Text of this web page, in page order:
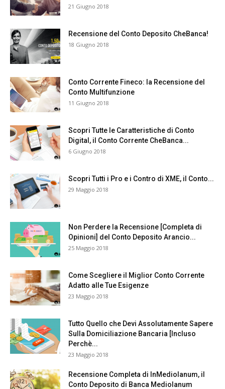
21 Giugno 2018
Recensione del Conto Deposito CheBanca!
18 Giugno 2018
Conto Corrente Fineco: la Recensione del
Conto Multifunzione
11 Giugno 2018
Scopri Tutte le Caratteristiche di Conto
Digital, il Conto Corrente CheBanca...
6 Giugno 2018
Scopri Tutti i Pro e i Contro di XME, il Conto...
29 Maggio 2018
Non Perdere la Recensione [Completa di
Opinioni] del Conto Deposito Arancio...
25 Maggio 2018
Come Scegliere il Miglior Conto Corrente
Adatto alle Tue Esigenze
23 Maggio 2018
Tutto Quello che Devi Assolutamente Sapere
Sulla Domiciliazione Bancaria [Incluso
Perchè...
23 Maggio 2018
Recensione Completa di InMediolanum, il
Conto Deposito di Banca Mediolanum